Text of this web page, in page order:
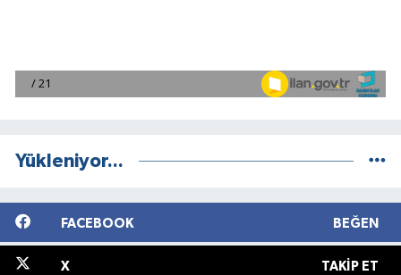
Yükleniyor...
FACEBOOK BEĞEN
X TAKIP ET